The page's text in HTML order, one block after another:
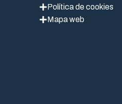
Política de cookies
Mapa web